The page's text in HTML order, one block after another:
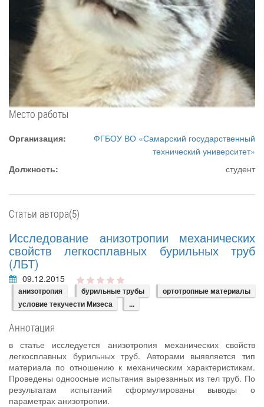
Место работы
Организация:
ФГБОУ ВО «Самарский государственный
технический университет»
Должность:
студент
Статьи автора(5)
Исследование анизотропии механических
свойств легкосплавных бурильных труб
(ЛБТ)
09.12.2015
анизотропия бурильные трубы
ортотропные материалы
условие текучести Мизеса
...
Аннотация
в статье исследуется анизотропия механических свойств
легкосплавных бурильных труб. Авторами выявляется тип
материала по отношению к механическим характеристикам.
Проведены одноосные испытания вырезанных из тел труб. По
результатам испытаний сформулированы выводы о
параметрах анизотропии.